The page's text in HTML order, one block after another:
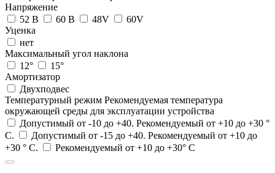
Напряжение
52 В
60 В 48V
60V
Уценка
нет
Максимальный угол наклона
12°
15°
Амортизатор
Двухподвес
Температурный режим Рекомендуемая температура
окружающей среды для эксплуатации устройства
Допустимый от -10 до +40. Рекомендуемый от +10 до +30 °
С.
Допустимый от -15 до +40. Рекомендуемый от +10 до
+30 ° С.
Рекомендуемый от +10 до +30° С